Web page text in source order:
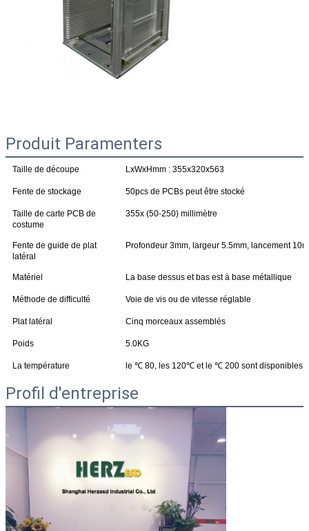
Produit Paramenters
Taille de découpe LxWxHmm : 355x320x563
Fente de stockage 50pcs de PCBs peut être stocké
Taille de carte PCB de
costume
355x (50-250) millimètre
Fente de guide de plat
latéral
Profondeur 3mm, largeur 5.5mm, lancement
Matériel La base dessus et bas est à base métallique
Méthode de difficulté Voie de vis ou de vitesse réglable
Plat latéral Cinq morceaux assemblés
Poids 5.0KG
La température le ℃ 80, les 120℃ et le ℃ 200 sont disponibles
Profil d'entreprise